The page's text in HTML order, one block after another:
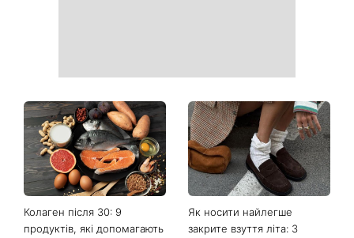
Колаген після 30: 9
продуктів, які допомагають
Як носити найлегше
закрите взуття літа: 3